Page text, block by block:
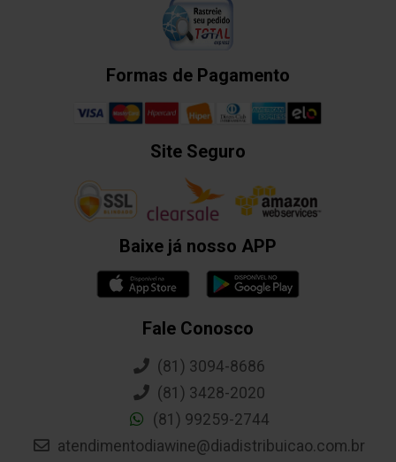
Formas de Pagamento
Site Seguro
Baixe já nosso APP
Fale Conosco
(81) 3094-8686
(81) 3428-2020
(81) 99259-2744
atendimentodiawine@diadistribuicao.com.br